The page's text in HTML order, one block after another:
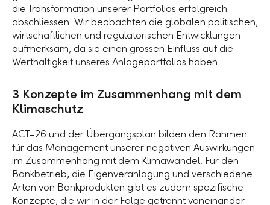
die Transformation unserer Portfolios erfolgreich
abschliessen. Wir beobachten die globalen politischen,
wirtschaftlichen und regulatorischen Entwicklungen
aufmerksam, da sie einen grossen Einfluss auf die
Werthaltigkeit unseres Anlageportfolios haben.
3 Konzepte im Zusammenhang mit dem
Klimaschutz
ACT-26 und der Übergangsplan bilden den Rahmen
für das Management unserer negativen Auswirkungen
im Zusammenhang mit dem Klimawandel. Für den
Bankbetrieb, die Eigenveranlagung und verschiedene
Arten von Bankprodukten gibt es zudem spezifische
Konzepte, die wir in der Folge getrennt voneinander